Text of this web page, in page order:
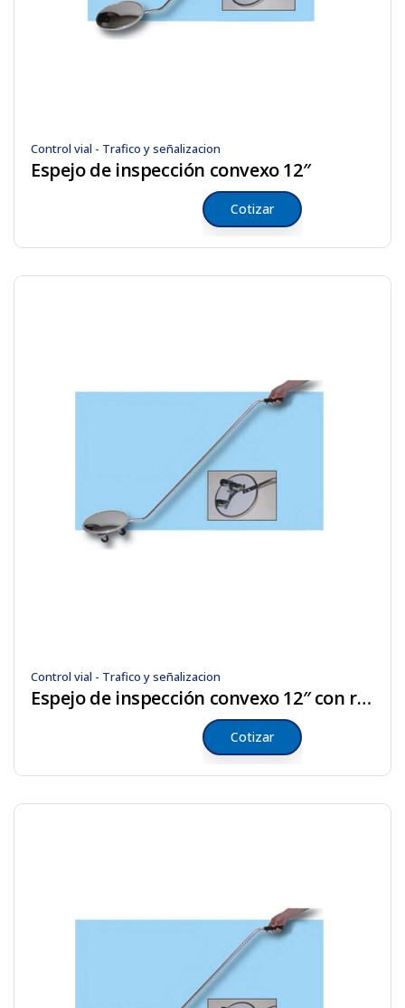
Control vial - Trafico y señalizacion
Espejo de inspección convexo 12″
Cotizar
Control vial - Trafico y señalizacion
Espejo de inspección convexo 12″ con rodos
Cotizar